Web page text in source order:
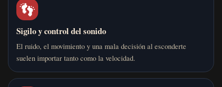
👣
Sigilo y control del sonido
El ruido, el movimiento y una mala decisión al esconderte
suelen importar tanto como la velocidad.